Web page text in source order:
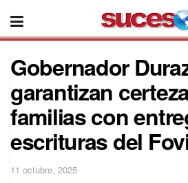
Gobernador
garantizan
familias con
escrituras del
11 octubre, 2025